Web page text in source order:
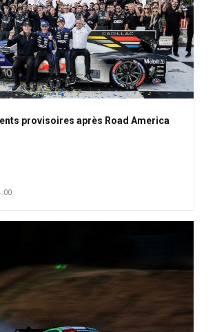
provisoires après Road America